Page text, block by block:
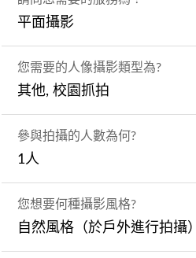
平面攝影
您需要的人像攝影類型為?
其他, 校園抓拍
參與拍攝的人數為何?
1人
您想要何種攝影風格?
自然風格（於戶外進行拍攝）